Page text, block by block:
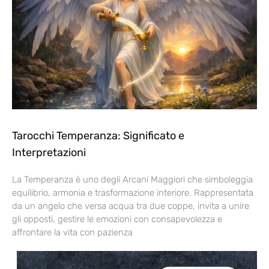
Tarocchi Temperanza: Significato e
Interpretazioni
La Temperanza è uno degli Arcani Maggiori che simboleggia
equilibrio, armonia e trasformazione interiore. Rappresentata
da un angelo che versa acqua tra due coppe, invita a unire
gli opposti, gestire le emozioni con consapevolezza e
affrontare la vita con pazienza